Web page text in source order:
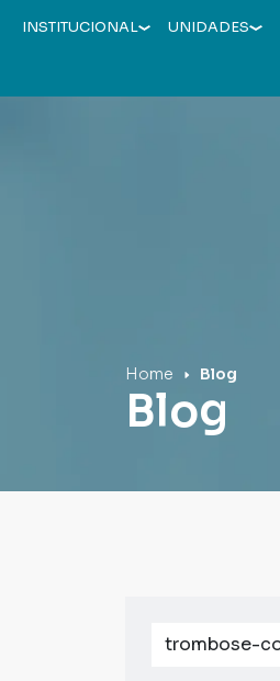
INSTITUCIONAL UNIDADES
Home Blog
Blog